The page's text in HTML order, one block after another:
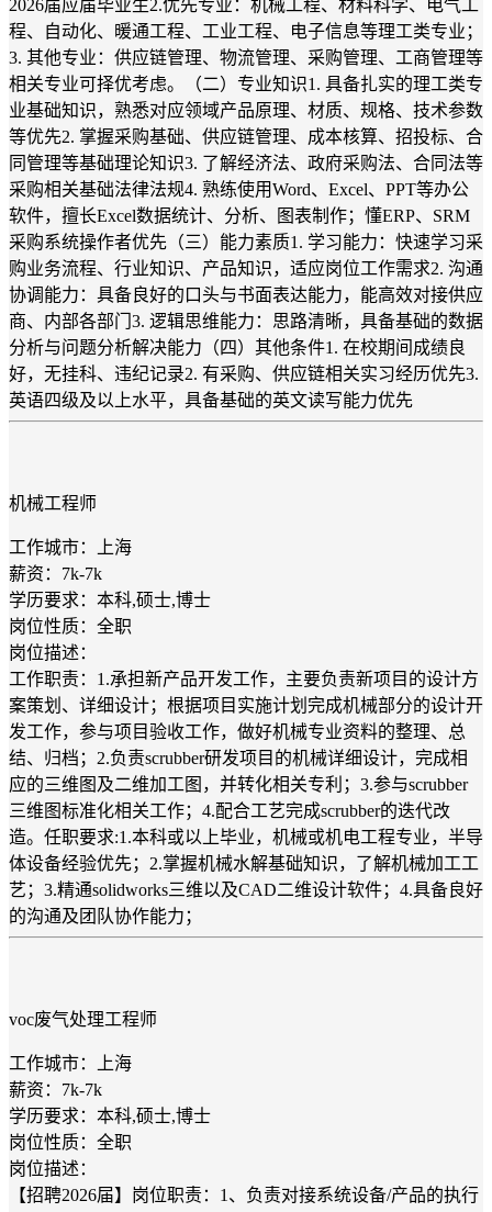
2026届应届毕业生2.优先专业：机械工程、材料科学、电气工
程、自动化、暖通工程、工业工程、电子信息等理工类专业；
3. 其他专业：供应链管理、物流管理、采购管理、工商管理等
相关专业可择优考虑。（二）专业知识1. 具备扎实的理工类专
业基础知识，熟悉对应领域产品原理、材质、规格、技术参数
等优先2. 掌握采购基础、供应链管理、成本核算、招投标、合
同管理等基础理论知识3. 了解经济法、政府采购法、合同法等
采购相关基础法律法规4. 熟练使用Word、Excel、PPT等办公
软件，擅长Excel数据统计、分析、图表制作；懂ERP、SRM
采购系统操作者优先（三）能力素质1. 学习能力：快速学习采
购业务流程、行业知识、产品知识，适应岗位工作需求2. 沟通
协调能力：具备良好的口头与书面表达能力，能高效对接供应
商、内部各部门3. 逻辑思维能力：思路清晰，具备基础的数据
分析与问题分析解决能力（四）其他条件1. 在校期间成绩良
好，无挂科、违纪记录2. 有采购、供应链相关实习经历优先3.
英语四级及以上水平，具备基础的英文读写能力优先
机械工程师
工作城市：上海
薪资：7k-7k
学历要求：本科,硕士,博士
岗位性质：全职
岗位描述：
工作职责：1.承担新产品开发工作，主要负责新项目的设计方
案策划、详细设计；根据项目实施计划完成机械部分的设计开
发工作，参与项目验收工作，做好机械专业资料的整理、总
结、归档；2.负责scrubber研发项目的机械详细设计，完成相
应的三维图及二维加工图，并转化相关专利；3.参与scrubber
三维图标准化相关工作；4.配合工艺完成scrubber的迭代改
造。任职要求:1.本科或以上毕业，机械或机电工程专业，半导
体设备经验优先；2.掌握机械水解基础知识，了解机械加工工
艺；3.精通solidworks三维以及CAD二维设计软件；4.具备良好
的沟通及团队协作能力；
voc废气处理工程师
工作城市：上海
薪资：7k-7k
学历要求：本科,硕士,博士
岗位性质：全职
岗位描述：
【招聘2026届】岗位职责：1、负责对接系统设备/产品的执行